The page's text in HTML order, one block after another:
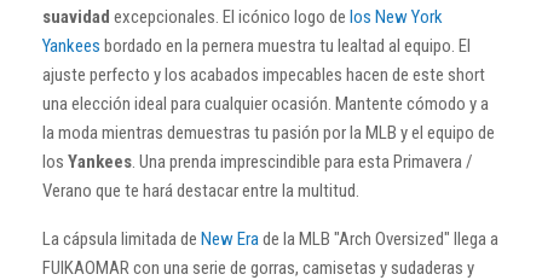
suavidad excepcionales. El icónico logo de los New York
Yankees bordado en la pernera muestra tu lealtad al equipo. El
ajuste perfecto y los acabados impecables hacen de este short
una elección ideal para cualquier ocasión. Mantente cómodo y a
la moda mientras demuestras tu pasión por la MLB y el equipo de
los Yankees. Una prenda imprescindible para esta Primavera /
Verano que te hará destacar entre la multitud.
La cápsula limitada de New Erade la MLB "Arch Oversized" llega a
FUIKAOMAR con una serie de gorras, camisetas y sudaderas y